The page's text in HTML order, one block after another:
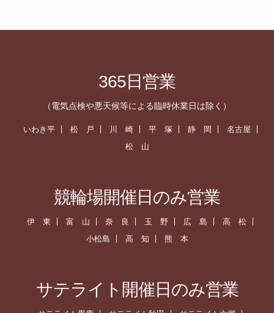
365日営業
（電気点検や悪天候等による臨時休業日は除く）
いわき平 松 戸 川 崎 平 塚 静 岡
名古屋
松 山
競輪場開催日のみ営業
伊 東 富 山 奈 良 玉 野 広 島
高 松
小松島
高 知 熊 本
サテライト開催日のみ営業